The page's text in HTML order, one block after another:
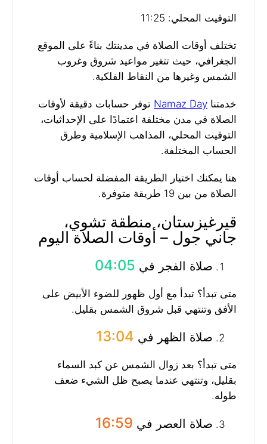
التوقيت المحلي: 11:25
تختلف أوقات الصلاة في مدينتك بناءً على الموقع
الجغرافي، حيث تتغير مواعيد شروق وغروب
الشمس وغيرها من النقاط الفلكية.
خدمتنا Namaz Day توفر حسابات دقيقة لأوقات
الصلاة في مدن مختلفة اعتمادًا على الإحداثيات،
التوقيت المحلي، المذاهب الإسلامية وطرق
الحساب المختلفة.
هنا يمكنك اختيار الطريقة المفضلة لحساب أوقات
الصلاة من بين 19 طريقة متوفرة.
قيرغيزستان، منطقة تشوي،
جاني جول – أوقات الصلاة اليوم
صلاة الفجر في 04:05
متى تبدأ؟ تبدأ مع أول ظهور للضوء الأبيض على
الأفق وتنتهي قبل شروق الشمس بقليل.
صلاة الظهر في 13:04
متى تبدأ؟ بعد زوال الشمس عن كبد السماء
بقليل، وتنتهي عندما يصبح ظل الشيء ضعف
طوله.
صلاة العصر في 16:59